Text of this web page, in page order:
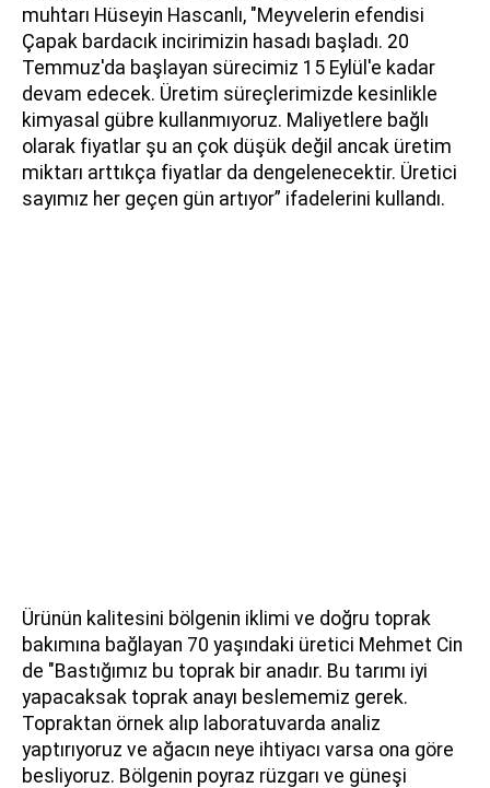
muhtarı Hüseyin Hascanlı, "Meyvelerin efendisi
Çapak bardacık incirimizin hasadı başladı. 20
Temmuz'da başlayan sürecimiz 15 Eylül'e kadar
devam edecek. Üretim süreçlerimizde kesinlikle
kimyasal gübre kullanmıyoruz. Maliyetlere bağlı
olarak fiyatlar şu an çok düşük değil ancak üretim
miktarı arttıkça fiyatlar da dengelenecektir. Üretici
sayımız her geçen gün artıyor” ifadelerini kullandı.
Ürünün kalitesini bölgenin iklimi ve doğru toprak
bakımına bağlayan 70 yaşındaki üretici Mehmet Cin
de "Bastığımız bu toprak bir anadır. Bu tarımı iyi
yapacaksak toprak anayı beslememiz gerek.
Topraktan örnek alıp laboratuvarda analiz
yaptırıyoruz ve ağacın neye ihtiyacı varsa ona göre
besliyoruz. Bölgenin poyraz rüzgarı ve güneşi